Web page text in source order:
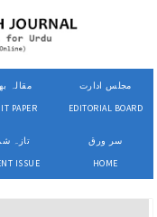
مقالہ
PAPER
مجلس ادارت
EDITORIAL BOARD
تازہ
ISSUE
سر ورق
HOME